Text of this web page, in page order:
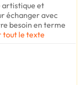
artistique et
échanger avec
besoin en terme
tout le texte